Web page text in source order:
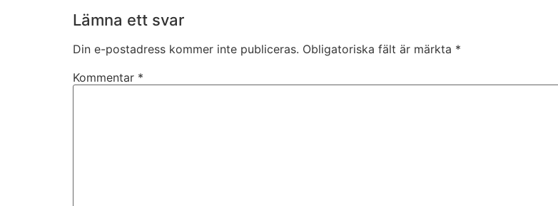
Lämna ett svar
Din e-postadress kommer inte publiceras. Obligatoriska fält är märkta *
Kommentar *